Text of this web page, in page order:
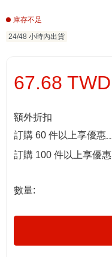
庫存不足
24/48 小時內出貨
67.68 TWD
額外折扣
訂購 60 件以上享優惠
訂購 100 件以上享優惠
數量: